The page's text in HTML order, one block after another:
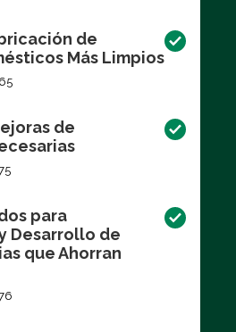
de
Más Limpios
de
para
Desarrollo de
que Ahorran